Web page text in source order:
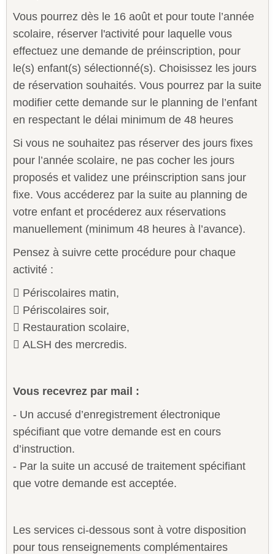
Vous pourrez dès le 16 août et pour toute l’année
scolaire, réserver l'activité pour laquelle vous
effectuez une demande de préinscription, pour
le(s) enfant(s) sélectionné(s). Choisissez les jours
de réservation souhaités. Vous pourrez par la suite
modifier cette demande sur le planning de l’enfant
en respectant le délai minimum de 48 heures
Si vous ne souhaitez pas réserver des jours fixes
pour l’année scolaire, ne pas cocher les jours
proposés et validez une préinscription sans jour
fixe. Vous accéderez par la suite au planning de
votre enfant et procéderez aux réservations
manuellement (minimum 48 heures à l’avance).
Pensez à suivre cette procédure pour chaque
activité :
 Périscolaires matin,
 Périscolaires soir,
 Restauration scolaire,
 ALSH des mercredis.
Vous recevrez par mail :
- Un accusé d’enregistrement électronique
spécifiant que votre demande est en cours
d’instruction.
- Par la suite un accusé de traitement spécifiant
que votre demande est acceptée.
Les services ci-dessous sont à votre disposition
pour tous renseignements complémentaires